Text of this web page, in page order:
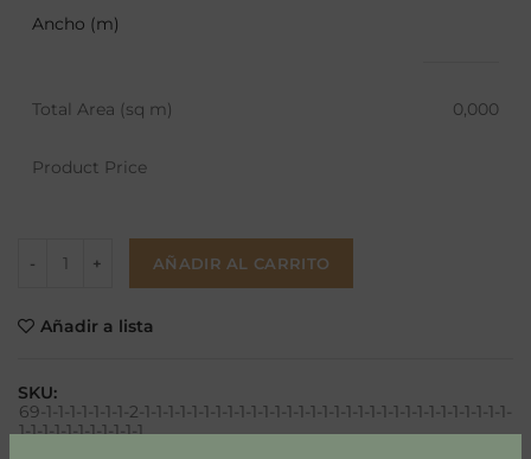
Ancho (m)
Total Area (sq m) 0,000
Product Price
AÑADIR AL CARRITO
Añadir a lista
SKU:
69-1-1-1-1-1-1-1-2-1-1-1-1-1-1-1-1-1-1-1-1-1-1-1-1-1-1-1-1-1-1-1-1-1-1-1-1-1-1-1-
1-1-1-1-1-1-1-1-1-1-1